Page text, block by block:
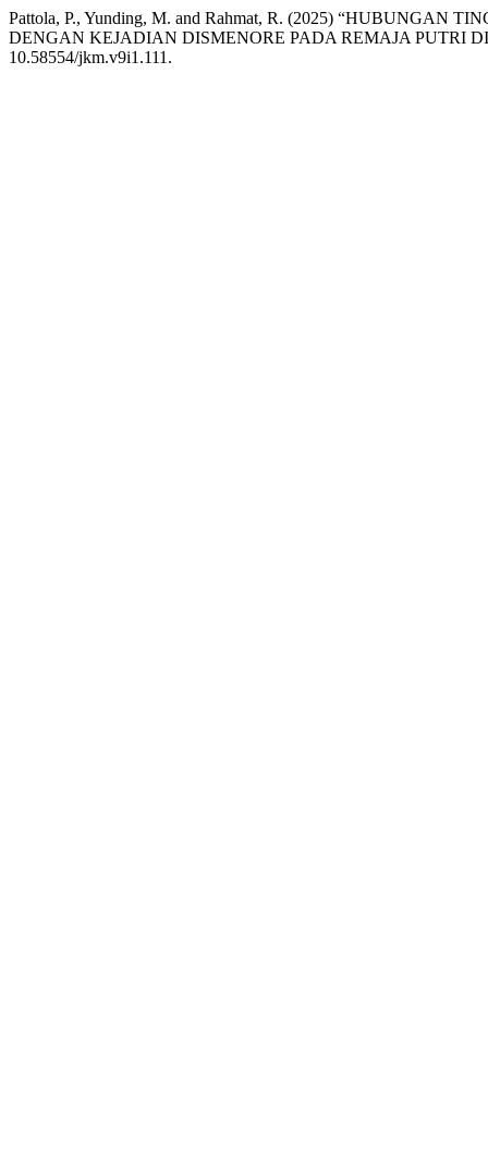
Pattola, P., Yunding, M. and Rahmat, R. (2025) “HUBUNGAN
DENGAN KEJADIAN DISMENORE PADA REMAJA PUTRI
10.58554/jkm.v9i1.111.